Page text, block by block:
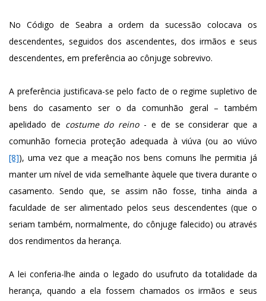
No Código de Seabra a ordem da sucessão colocava os
descendentes, seguidos dos ascendentes, dos irmãos e seus
descendentes, em preferência ao cônjuge sobrevivo.
A preferência justificava-se pelo facto de o regime supletivo de
bens do casamento ser o da comunhão geral – também
apelidado de costume do reino- e de se considerar que a
comunhão fornecia proteção adequada à viúva (ou ao viúvo
[8]), uma vez que a meação nos bens comuns lhe permitia já
manter um nível de vida semelhante àquele que tivera durante o
casamento. Sendo que, se assim não fosse, tinha ainda a
faculdade de ser alimentado pelos seus descendentes (que o
seriam também, normalmente, do cônjuge falecido) ou através
dos rendimentos da herança.
A lei conferia-lhe ainda o legado do usufruto da totalidade da
herança, quando a ela fossem chamados os irmãos e seus